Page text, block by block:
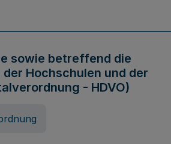
sowie betreffend die
Hochschulen und der
- HDVO)